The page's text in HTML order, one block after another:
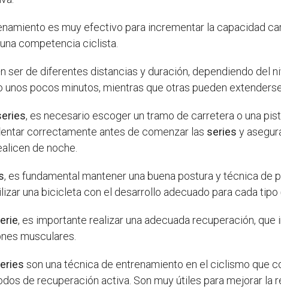
es muy efectivo para incrementar la capacidad
competencia ciclista.
ser de diferentes distancias y duración, dependiendo del
unos pocos minutos, mientras que otras pueden
, es necesario escoger un tramo de carretera o una
correctamente antes de comenzar las series y
de noche.
, es fundamental mantener una buena postura y técnica
una bicicleta con el desarrollo adecuado para cada tipo
, es importante realizar una adecuada recuperación,
musculares.
son una técnica de entrenamiento en el ciclismo que
de recuperación activa. Son muy útiles para mejorar